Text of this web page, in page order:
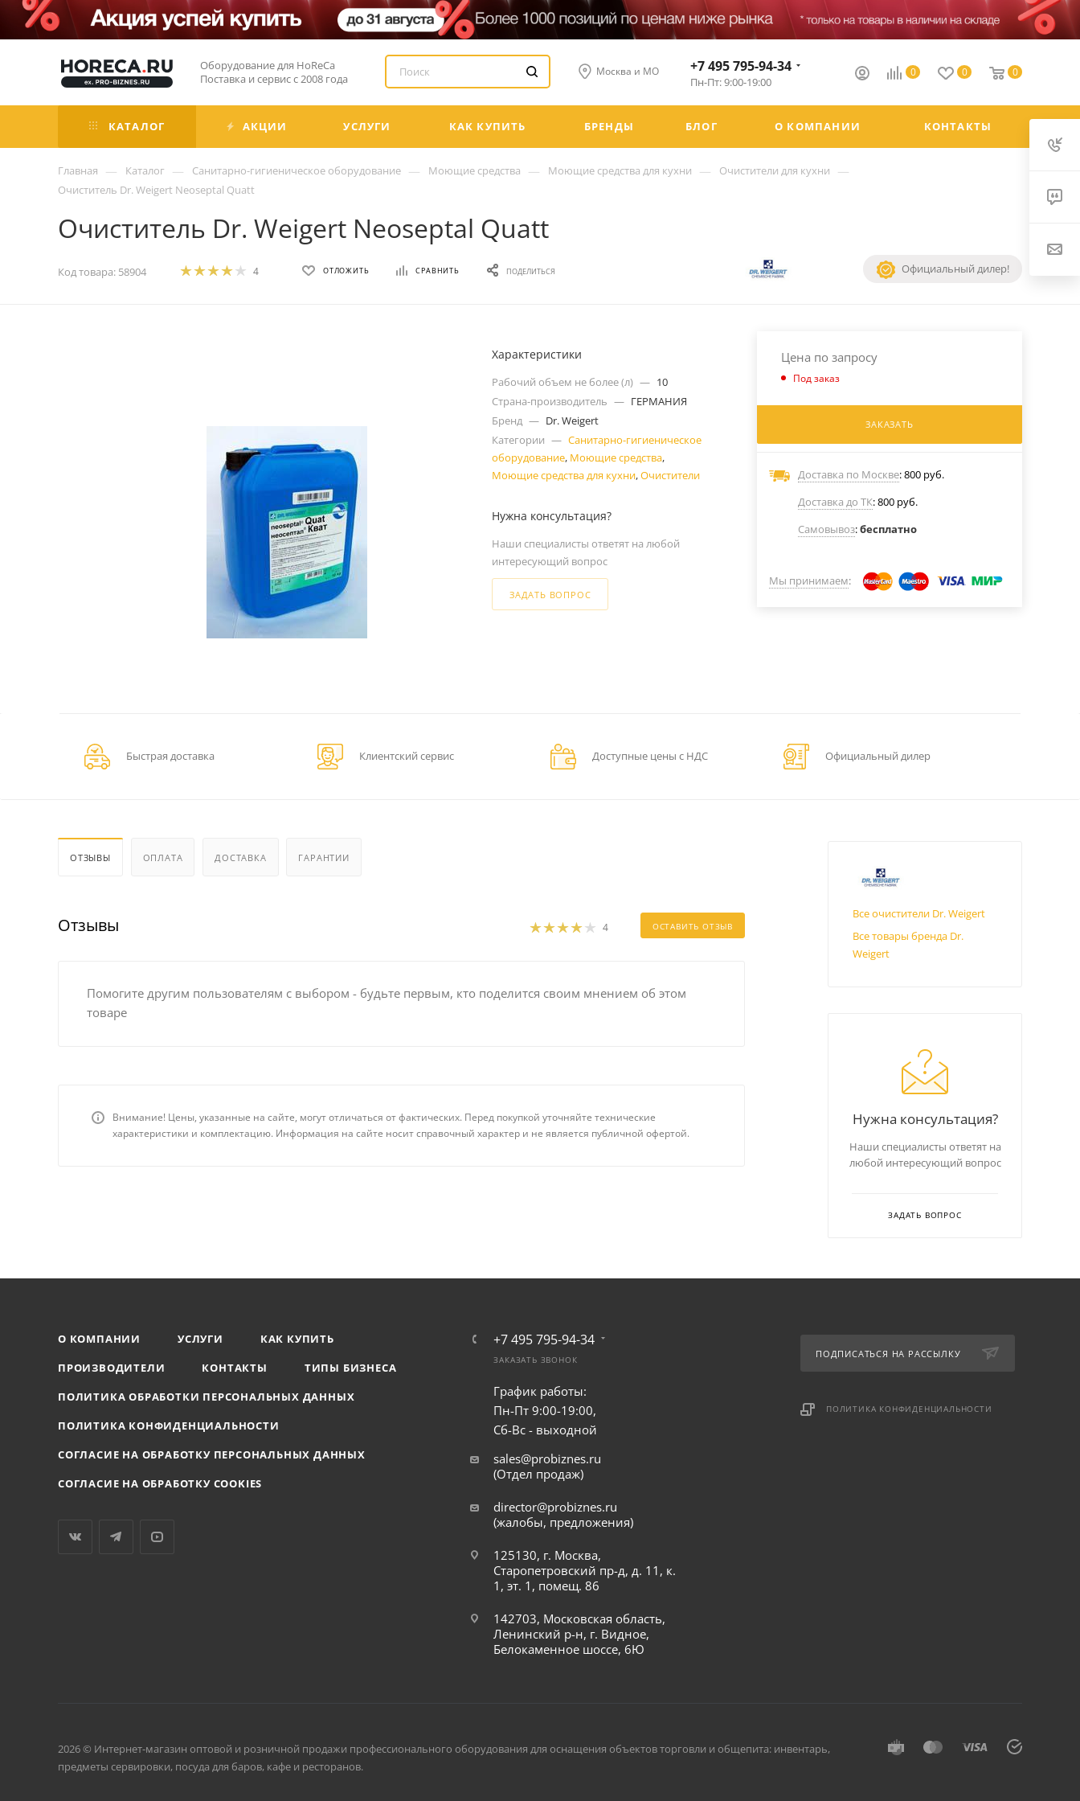
Оборудование для HoReCa
Поставка и сервис с 2008 года
Москва и МО 0 0 0
+7 495 795-94-34
Пн-Пт: 9:00-19:00
КАТАЛОГ АКЦИИ УСЛУГИ КАК КУПИТЬ БРЕНДЫ БЛОГ О КОМПАНИИ КОНТАКТЫ
Главная — Каталог — Санитарно-гигиеническое оборудование — Моющие средства — Моющие средства для кухни — Очистители для кухни —
Очиститель Dr. Weigert Neoseptal Quatt
Очиститель Dr. Weigert Neoseptal Quatt
Код товара: 58904 4 ОТЛОЖИТЬ СРАВНИТЬ ПОДЕЛИТЬСЯ Официальный дилер!
Характеристики
Рабочий объем не более (л) — 10
Страна-производитель — ГЕРМАНИЯ
Бренд — Dr. Weigert
Категории — Санитарно-гигиеническое
оборудование, Моющие средства,
Моющие средства для кухни,Очистители
Нужна консультация?
Наши специалисты ответят на любой
интересующий вопрос
ЗАДАТЬ ВОПРОС
Цена по запросу
Под заказ
ЗАКАЗАТЬ
Доставка по Москве: 800 руб.
Доставка до ТК: 800 руб.
Самовывоз:бесплатно
Мы принимаем:
Быстрая доставка Клиентский сервис Доступные цены с НДС Официальный дилер
ОТЗЫВЫ ОПЛАТА ДОСТАВКА ГАРАНТИИ
Отзывы 4 ОСТАВИТЬ ОТЗЫВ
Помогите другим пользователям с выбором - будьте первым, кто поделится своим мнением об этом
товаре
Внимание! Цены, указанные на сайте, могут отличаться от фактических. Перед покупкой уточняйте технические
характеристики и комплектацию. Информация на сайте носит справочный характер и не является публичной офертой.
Все очистители Dr. Weigert
Все товары бренда Dr.
Weigert
Нужна консультация?
Наши специалисты ответят на
любой интересующий вопрос
ЗАДАТЬ ВОПРОС
О КОМПАНИИ УСЛУГИ
КАК КУПИТЬ
ПРОИЗВОДИТЕЛИ
КОНТАКТЫ
ТИПЫ БИЗНЕСА
ПОЛИТИКА ОБРАБОТКИ ПЕРСОНАЛЬНЫХ ДАННЫХ
ПОЛИТИКА КОНФИДЕНЦИАЛЬНОСТИ
СОГЛАСИЕ НА ОБРАБОТКУ ПЕРСОНАЛЬНЫХ ДАННЫХ
СОГЛАСИЕ НА ОБРАБОТКУ COOKIES
+7 495 795-94-34
ЗАКАЗАТЬ ЗВОНОК
График работы:
Пн-Пт 9:00-19:00,
Сб-Вс - выходной
sales@probiznes.ru
(Отдел продаж)
director@probiznes.ru
(жалобы, предложения)
125130, г. Москва,
Старопетровский пр-д, д. 11, к.
1, эт. 1, помещ. 86
142703, Московская область,
Ленинский р-н, г. Видное,
Белокаменное шоссе, 6Ю
ПОДПИСАТЬСЯ НА РАССЫЛКУ
ПОЛИТИКА КОНФИДЕНЦИАЛЬНОСТИ
2026 © Интернет-магазин оптовой и розничной продажи профессионального оборудования для оснащения объектов торговли и общепита: инвентарь,
предметы сервировки, посуда для баров, кафе и ресторанов.